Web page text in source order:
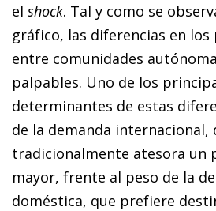
el shock. Tal y como se
gráfico, las diferencias en
entre comunidades
palpables. Uno de los
determinantes de estas
de la demanda internacional,
tradicionalmente atesora un
mayor, frente al peso de la
doméstica, que prefiere